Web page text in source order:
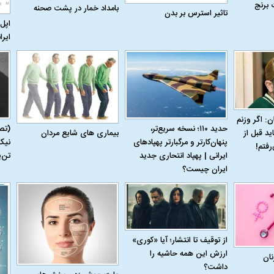
برنج
تاثیر استرس بر بدن
بامداد خمار در پشت صحنه
اگر وزنم
قبل از
حدید ۱۱۰؛ نسخه سریع‌تر،
پنهان‌کارتر و مرگبارتر پهپادهای
ایرانی | پهپاد انتحاری جدید
ایران چیست؟
بیماری‌ های شایع مردان
از توقیف تا انتشار؛ آیا «کوری»
ارزش این همه حاشیه را
داشت؟
یک سلسله |
شاه در ایران
ریشه‌های عزاداری ماه محرم در فرهنگ
و تاریخ ایران
عزاداری ماه